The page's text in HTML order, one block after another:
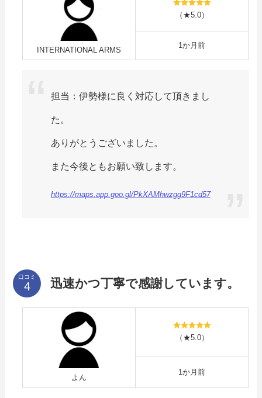
INTERNATIONAL ARMS
（★5.0）
1か月前
担当：伊勢様に良く対応して頂きまし
た。
ありがとうございました。
また今後ともお願い致します。
https://maps.app.goo.gl/PkXAMhwzgg9F1cd57
口コミ 迅速かつ丁寧で感謝しています。
よん
（★5.0）
1か月前